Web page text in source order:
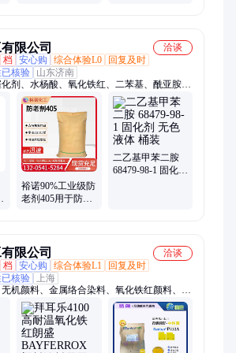
限公司
洽谈
档 安心购 综合体验L0
回复及时
核验
山东济南
剂、水杨酸、氧化铁红、二苯基、酰亚胺、
曲酸粉、氯化锌、异丙醇、化妆品、初油酸、
甲基异、碳酸锌、碳酸锂、活性炭、乙二胺、
环己酮、防冻液、抗氧剂、亚磷酸
裕诺90%工业级防
老剂405用于防护
二乙基甲苯二胺
68479-98-1 固化剂
限公司
洽谈
档 安心购 综合体验L1
回复及时
核验
上海
机颜料、金属络合染料、氧化铁红颜料、溶